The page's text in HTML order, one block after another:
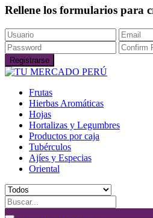
Rellene los formularios para
Frutas
Hierbas Aromáticas
Hojas
Hortalizas y Legumbres
Productos por caja
Tubérculos
Ajíes y Especias
Oriental